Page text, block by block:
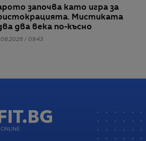
започва като игра за
Мистиката
два века по-късно
/ 09:43